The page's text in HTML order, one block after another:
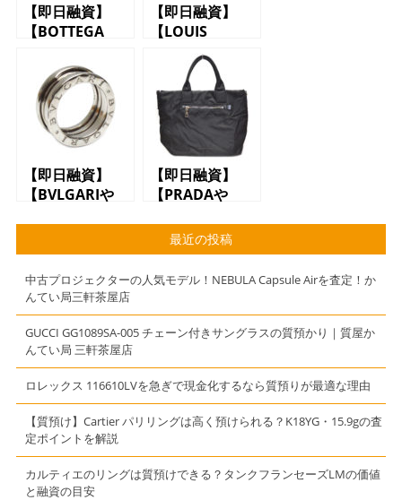
【即日融資】
【BOTTEGA
COACH、LOUIS
VUITTONや
GUCCIなどのバ
ッグや財布で質
預かり】【質】
【かんてい局】
【三軒茶屋】
【即日融資】
【LOUIS
VUITTONや
GUCCIなどの財
布やバッグで質
預かり】【質】
【かんてい局】
【三軒茶屋】
【即日融資】
【BVLGARIや
預かり】【質】
【かんてい局】
【三軒茶屋】
【即日融資】
【PRADAや
HERMESのバッ
グやアクセサリ
ーで質預かり】
【かんてい局】
【質】【三軒茶
屋】
最近の投稿
中古プロジェクターの人気モデル！NEBULA Capsule Airを査定！か
んてい局三軒茶屋店
GUCCI GG1089SA-005 チェーン付きサングラスの質預かり｜質屋か
んてい局 三軒茶屋店
ロレックス 116610LVを急ぎで現金化するなら質預りが最適な理由
【質預け】Cartier パリリングは高く預けられる？K18YG・15.9gの査
定ポイントを解説
カルティエのリングは質預けできる？タンクフランセーズLMの価値
と融資の目安